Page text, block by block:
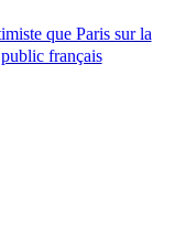
que Paris sur la
français